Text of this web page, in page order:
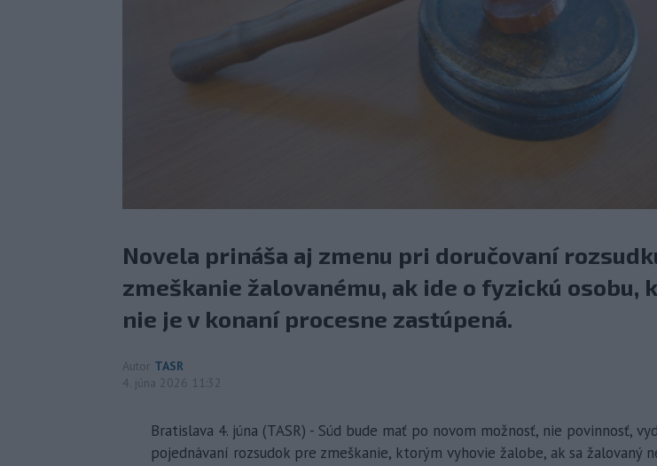
Novela prináša aj zmenu pri doručovaní
zmeškanie žalovanému, ak ide o fyzickú osobu,
nie je v konaní procesne zastúpená.
Autor TASR
4. júna 2026 11:32
Bratislava 4. júna (TASR) - Súd bude mať po novom možnosť, nie povinnosť,
pojednávaní rozsudok pre zmeškanie, ktorým vyhovie žalobe, ak sa žalovaný